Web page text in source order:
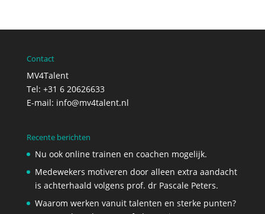
Contact
MV4Talent
Tel: +31 6 20626633
E-mail: info@mv4talent.nl
Recente berichten
Nu ook online trainen en coachen mogelijk.
Medewekers motiveren door alleen extra aandacht
is achterhaald volgens prof. dr Pascale Peters.
Waarom werken vanuit talenten en sterke punten?